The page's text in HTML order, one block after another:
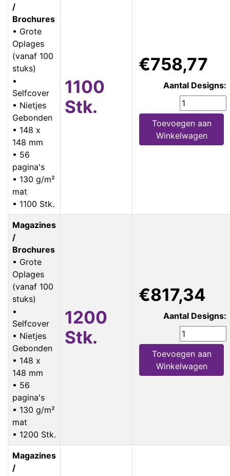
/
Brochures
• Grote
Oplages
(vanaf 100
stuks)
•
Selfcover
• Nietjes
Gebonden
• 148 x
148 mm
• 56
pagina's
• 130 g/m²
mat
• 1100 Stk.
1100
Stk.
€758,77
Aantal Designs:
Toevoegen aan
Winkelwagen
Magazines
/
Brochures
• Grote
Oplages
(vanaf 100
stuks)
•
Selfcover
• Nietjes
Gebonden
• 148 x
148 mm
• 56
pagina's
• 130 g/m²
mat
• 1200 Stk.
1200
Stk.
€817,34
Aantal Designs:
Toevoegen aan
Winkelwagen
Magazines
/